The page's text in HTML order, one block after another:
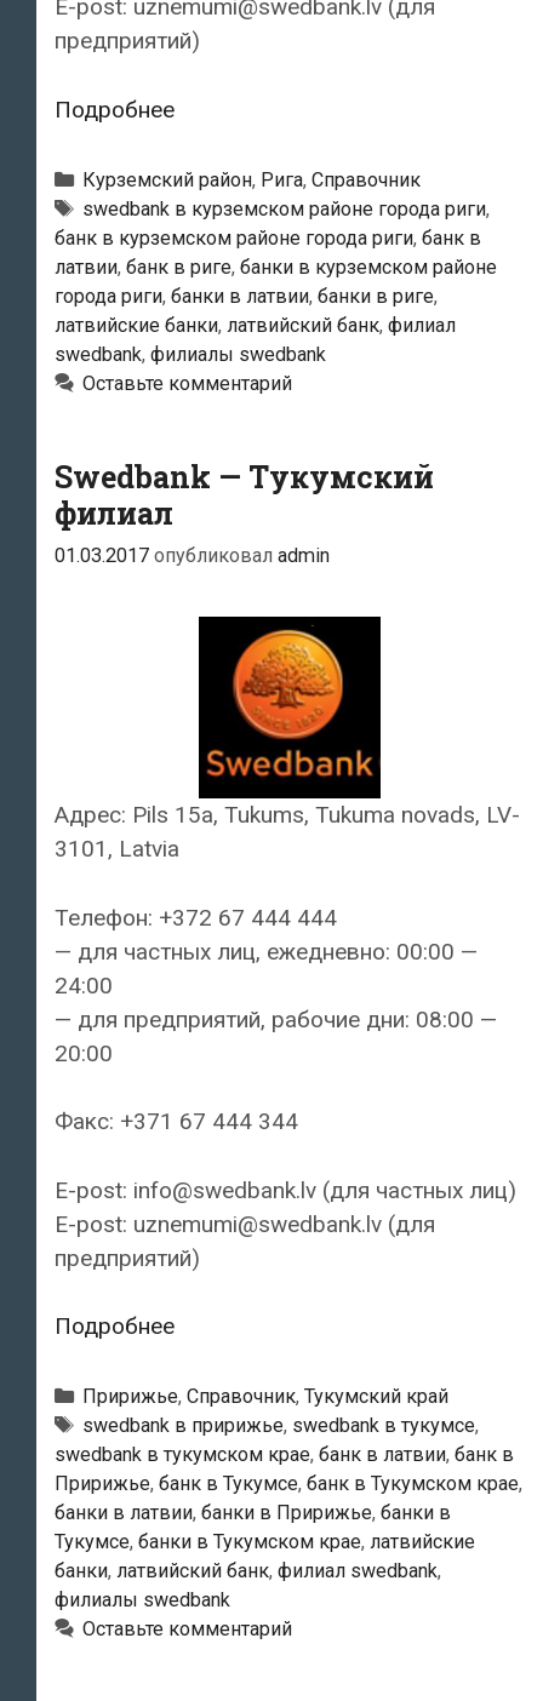
E-post: uznemumi@swedbank.lv (для
предприятий)
ПодробнееSwedbank
Филиал
«Kipsala»
Рубрики
Курземский район, Рига, Справочник
Тэги
swedbank в курземском районе города риги,
банк в курземском районе города риги, банк в
латвии, банк в риге, банки в курземском районе
города риги, банки в латвии, банки в риге,
латвийские банки, латвийский банк, филиал
swedbank, филиалы swedbank
Оставьте комментарий
Swedbank — Тукумский
филиал
01.03.2017 опубликовал admin
Адрес: Pils 15a, Tukums, Tukuma novads, LV-
3101, Latvia
Телефон: +372 67 444 444
— для частных лиц, ежедневно: 00:00 —
24:00
— для предприятий, рабочие дни: 08:00 —
20:00
Факс: +371 67 444 344
E-post: info@swedbank.lv (для частных лиц)
E-post: uznemumi@swedbank.lv (для
предприятий)
ПодробнееSwedbank
Тукумский
филиал
Рубрики
Пририжье, Справочник, Тукумский край
Тэги
swedbank в пририжье, swedbank в тукумсе,
swedbank в тукумском крае, банк в латвии, банк в
Пририжье, банк в Тукумсе, банк в Тукумском крае,
банки в латвии, банки в Пририжье, банки в
Тукумсе, банки в Тукумском крае, латвийские
банки, латвийский банк, филиал swedbank,
филиалы swedbank
Оставьте комментарий